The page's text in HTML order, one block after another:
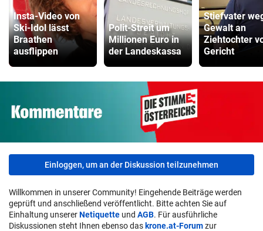
Insta-Video von
Ski-Idol lässt
Braathen
ausflippen
Polit-Streit um
Millionen Euro in
der Landeskassa
Stiefvater
Gewalt an
Ziehtochter
Gericht
Einloggen, um an der Diskussion teilzunehmen
Willkommen in unserer Community! Eingehende Beiträge werden
geprüft und anschließend veröffentlicht. Bitte achten Sie auf
Einhaltung unsererNetiquette und AGB. Für ausführliche
Diskussionen steht Ihnen ebenso das krone.at-Forumzur